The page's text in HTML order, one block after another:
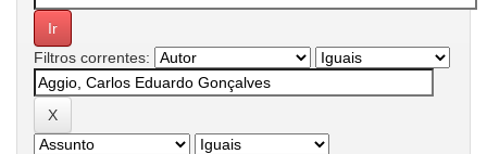
Filtros correntes: